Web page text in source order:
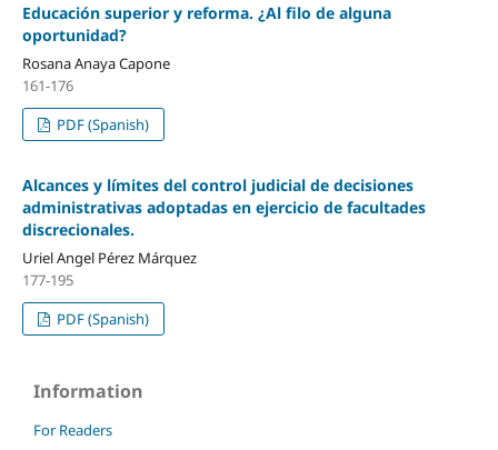
Educación superior y reforma. ¿Al filo de alguna
oportunidad?
Rosana Anaya Capone
161-176
PDF (Spanish)
Alcances y límites del control judicial de decisiones
administrativas adoptadas en ejercicio de facultades
discrecionales.
Uriel Angel Pérez Márquez
177-195
PDF (Spanish)
Information
For Readers